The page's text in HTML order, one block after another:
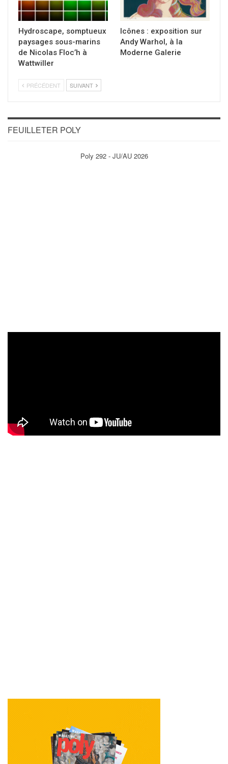
Hydroscape, somptueux
paysages sous-marins
de Nicolas Floc’h à
Wattwiller
Icônes : exposition sur
Andy Warhol, à la
Moderne Galerie
PRÉCÉDENT SUIVANT
FEUILLETER POLY
Poly 292 - JU/AU 2026